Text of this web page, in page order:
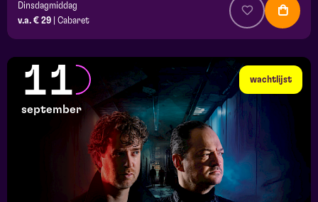
Dinsdagmiddag
v.a. € 29
Cabaret
wachtlijst
11
september